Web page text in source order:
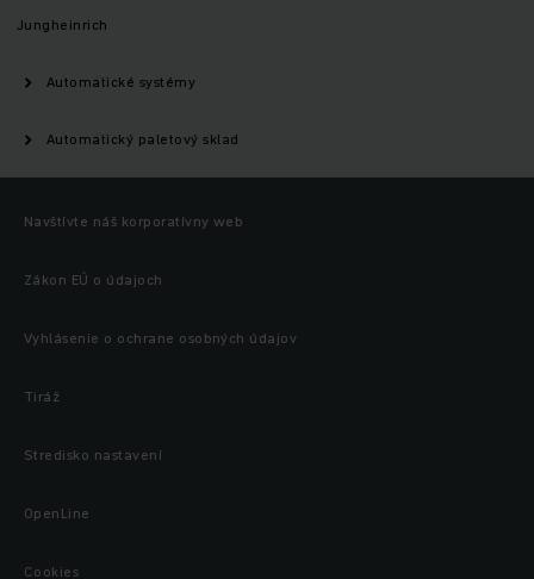
Jungheinrich
Automatické systémy
Automatický paletový sklad
Navštívte náš korporatívny web
Zákon EÚ o údajoch
Vyhlásenie o ochrane osobných údajov
Tiráž
Stredisko nastavení
OpenLine
Cookies